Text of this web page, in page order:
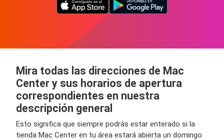
Mira todas las direcciones de Mac
Center y sus horarios de apertura
correspondientes en nuestra
descripción general
Esto significa que siempre podrás estar enterado si la
tienda Mac Center en tu área estará abierta un domingo